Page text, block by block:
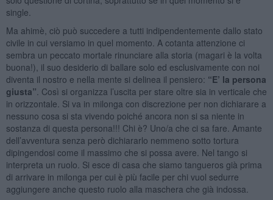
single.
Ma ahimè, ciò può succedere a tutti indipendentemente dallo stato
civile in cui versiamo in quel momento. A cotanta attenzione ci
sembra un peccato mortale rinunciare alla storia (magari è la volta
buona!), il suo desiderio di ballare solo ed esclusivamente con noi
diventa il nostro e nella mente si delinea il pensiero: “E’ la persona
giusta” . Così si organizza l’uscita per stare oltre sia in verticale che
in orizzontale. Si va in milonga con discrezione per non dichiarare a
nessuno cosa si sta vivendo poiché ancora non si sa niente in
sostanza di questa persona!!! Chi è? Uno/a che ci sa fare. Amante
dell’avventura senza però dichiararlo nemmeno sotto tortura
dipingendosi come il massimo che si possa avere. Nel tango si
interpreta un ruolo. Si esce di casa che siamo tangueros già prima
di arrivare in milonga per cui è più facile per chi vuol sedurre
aggiungere anche questo ruolo alla maschera che già indossa.